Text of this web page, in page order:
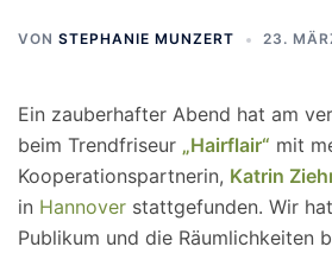
VON STEPHANIE MUNZERT 23.
Ein zauberhafter Abend hat am
beim Trendfriseur „Hairflair“ mit
Kooperationspartnerin, Katrin
in Hannover stattgefunden. Wir
Publikum und die Räumlichkeiten